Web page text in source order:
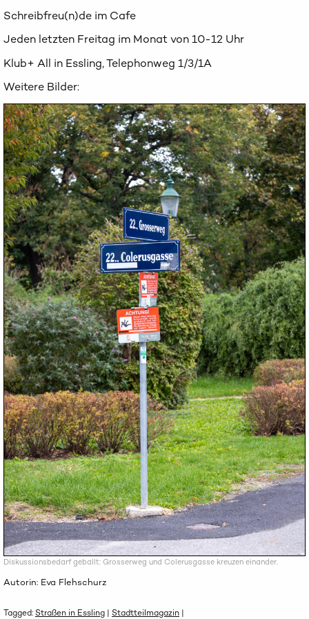
Schreibfreu(n)de im Cafe
Jeden letzten Freitag im Monat von 10-12 Uhr
Klub+ All in Essling, Telephonweg 1/3/1A
Weitere Bilder:
Diskussionsbedarf geballt: Grosserweg und Colerusgasse kreuzen einander.
Autorin: Eva Flehschurz
Tagged:Straßen in Essling | Stadtteilmagazin |